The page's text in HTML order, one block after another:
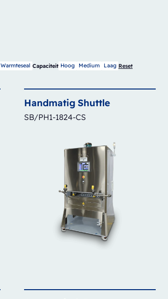
Warmteseal Capaciteit Hoog Medium Laag Reset
Handmatig Shuttle
SB/PH1-1824-CS